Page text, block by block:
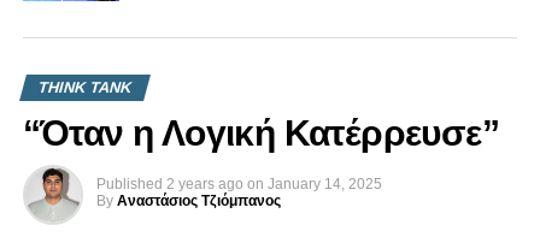
THINK TANK
“Όταν η Λογική Κατέρρευσε”
Published 2 years ago on January 14, 2025
By Αναστάσιος Τζιόμπανος